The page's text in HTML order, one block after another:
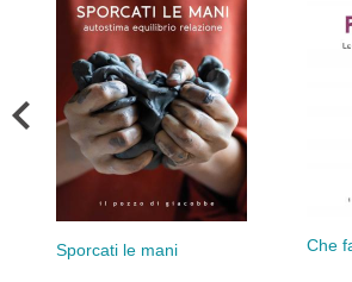
Sporcati le mani Che